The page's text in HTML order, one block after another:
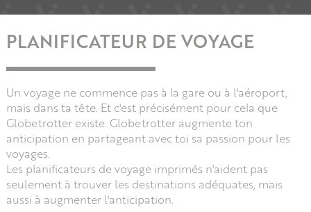
PLANIFICATEUR DE VOYAGE
Un voyage ne commence pas à la gare ou à l'aéroport,
mais dans ta tête. Et c'est précisément pour cela que
Globetrotter existe. Globetrotter augmente ton
anticipation en partageant avec toi sa passion pour les
voyages.
Les planificateurs de voyage imprimés n'aident pas
seulement à trouver les destinations adéquates, mais
aussi à augmenter l'anticipation.